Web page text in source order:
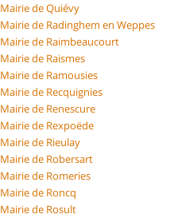
Mairie de Quiévy
Mairie de Radinghem en Weppes
Mairie de Raimbeaucourt
Mairie de Raismes
Mairie de Ramousies
Mairie de Recquignies
Mairie de Renescure
Mairie de Rexpoëde
Mairie de Rieulay
Mairie de Robersart
Mairie de Romeries
Mairie de Roncq
Mairie de Rosult